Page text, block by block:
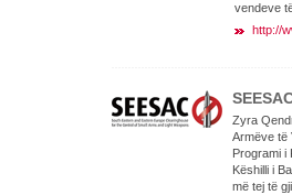
vendeve
http://
Zyra
Armëve të
Programi i
Këshilli i
më tej të